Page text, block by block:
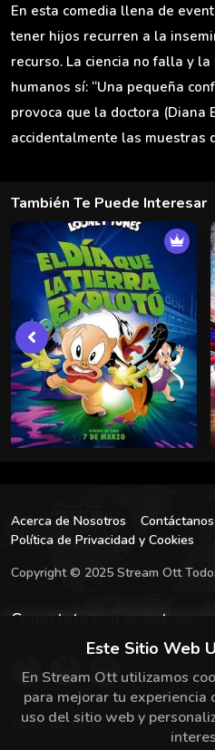
En esta comedia llena de
tener hijos recurren a la
recurso. La ciencia no falla y
humanos sí: “Una pequeña
provoca que la doctora (Diana
accidentalmente las muestras
También Te Puede Interesar
Acerca de Nosotros Contáctanos
Política de Privacidad y Cookies
Copyright © 2025 Stream Ott
Conectate con nosotros
Aplicaciones
Este Sitio Web
En Stream Ott utilizamos
para mejorar tu experiencia
uso del sitio web y